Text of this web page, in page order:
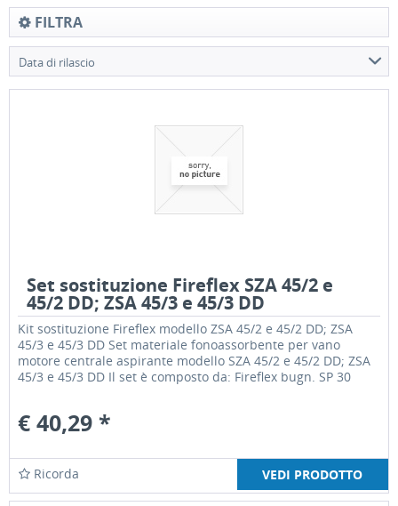
FILTRA
Data di rilascio
Set sostituzione Fireflex SZA 45/2 e
45/2 DD; ZSA 45/3 e 45/3 DD
Kit sostituzione Fireflex modello ZSA 45/2 e 45/2 DD; ZSA
45/3 e 45/3 DD Set materiale fonoassorbente per vano
motore centrale aspirante modello SZA 45/2 e 45/2 DD; ZSA
45/3 e 45/3 DD Il set è composto da: Fireflex bugn. SP 30
€ 40,29 *
VEDI PRODOTTO
Ricorda